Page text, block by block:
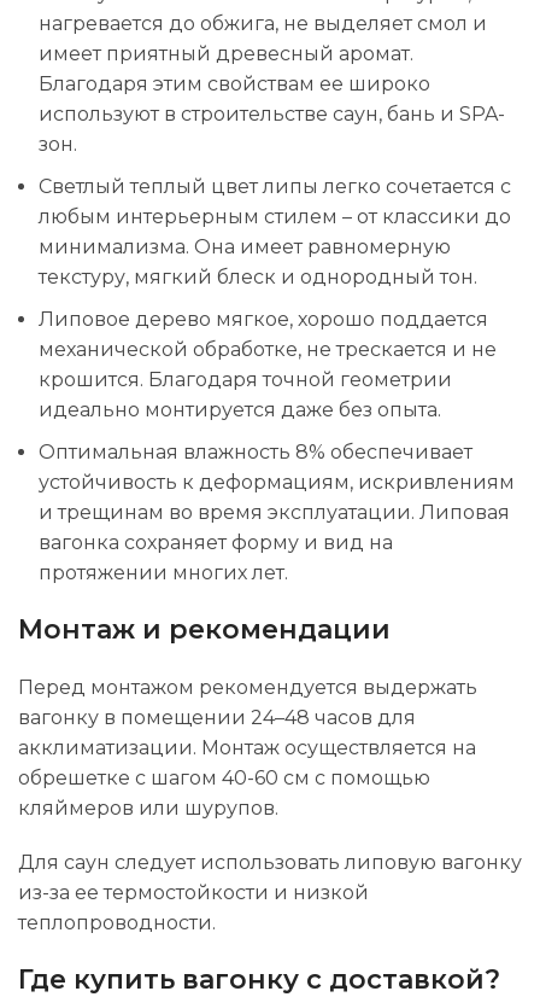
нагревается до обжига, не выделяет смол и
имеет приятный древесный аромат.
Благодаря этим свойствам ее широко
используют в строительстве саун, бань и SPA-
зон.
Светлый теплый цвет липы легко сочетается с
любым интерьерным стилем – от классики до
минимализма. Она имеет равномерную
текстуру, мягкий блеск и однородный тон.
Липовое дерево мягкое, хорошо поддается
механической обработке, не трескается и не
крошится. Благодаря точной геометрии
идеально монтируется даже без опыта.
Оптимальная влажность 8% обеспечивает
устойчивость к деформациям, искривлениям
и трещинам во время эксплуатации. Липовая
вагонка сохраняет форму и вид на
протяжении многих лет.
Монтаж и рекомендации
Перед монтажом рекомендуется выдержать
вагонку в помещении 24–48 часов для
акклиматизации. Монтаж осуществляется на
обрешетке с шагом 40-60 см с помощью
кляймеров или шурупов.
Для саун следует использовать липовую вагонку
из-за ее термостойкости и низкой
теплопроводности.
Где купить вагонку с доставкой?